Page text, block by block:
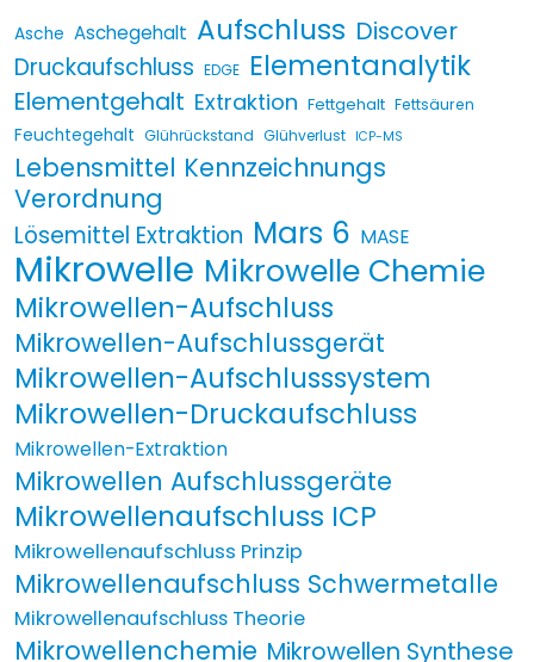
Asche Aschegehalt Aufschluss Discover
Druckaufschluss EDGE Elementanalytik
Elementgehalt Extraktion Fettgehalt Fettsäuren
Feuchtegehalt Glührückstand Glühverlust ICP-MS
Lebensmittel Kennzeichnungs
Verordnung
Lösemittel Extraktion Mars 6 MASE
Mikrowelle Mikrowelle Chemie
Mikrowellen-Aufschluss
Mikrowellen-Aufschlussgerät
Mikrowellen-Aufschlusssystem
Mikrowellen-Druckaufschluss
Mikrowellen-Extraktion
Mikrowellen Aufschlussgeräte
Mikrowellenaufschluss ICP
Mikrowellenaufschluss Prinzip
Mikrowellenaufschluss Schwermetalle
Mikrowellenaufschluss Theorie
Mikrowellenchemie Mikrowellen Synthese